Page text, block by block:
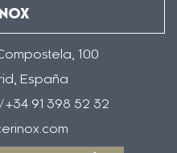
100
España
+34 91 398 52 32